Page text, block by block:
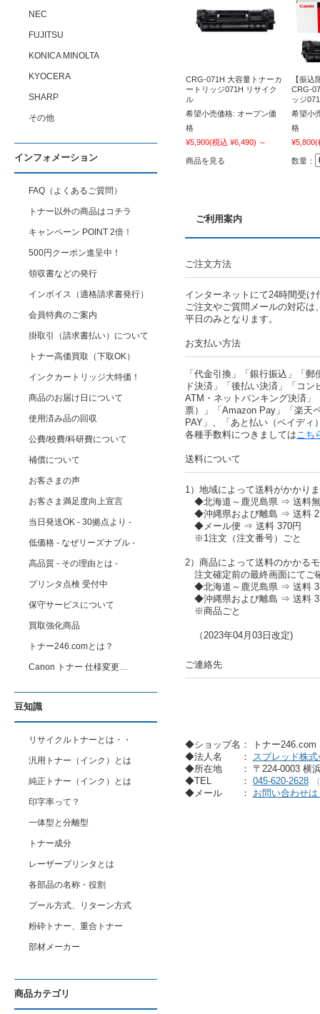
CRG-071H 大容量トナーカ
ートリッジ071H リサイク
ル
希望小売価格: オープン価
格
¥5,900(税込 ¥6,490) ～
商品を見る
【振込
CRG-
ッジ
希望小
格
¥5,800(
数量：
ご利用案内
ご注文方法
インターネットにて24時間受け
ご注文やご質問メールの対応は
平日のみとなります。
お支払い方法
「代金引換」「銀行振込」「
ド決済」「後払い決済」「コ
ATM・ネットバンキング決済」
票）」「Amazon Pay」「楽天
PAY」、「あと払い（ペイディ
各種手数料につきましてはこち
送料について
1）地域によって送料がかかり
◆北海道～鹿児島県 ⇒ 送料
◆沖縄県および離島 ⇒ 送料
◆メール便 ⇒ 送料 370円
※1注文（注文番号）ごと
2）商品によって送料のかかる
注文確定前の最終画面にてご
◆北海道～鹿児島県 ⇒ 送料
◆沖縄県および離島 ⇒ 送料
※商品ごと
（2023年04月03日改定)
ご連絡先
◆ショップ名： トナー
◆法人名
：
スプレッド株式
◆所在地
： 〒224-0003 横
◆TEL
： 045-620-2628
（
◆メール
： お問い合わせ
NEC
FUJITSU
KONICA MINOLTA
KYOCERA
SHARP
その他
インフォメーション
FAQ（よくあるご質問）
トナー以外の商品はコチラ
キャンペーン POINT 2倍！
500円クーポン進呈中！
領収書などの発行
インボイス（適格請求書発行）
会員特典のご案内
掛取引（請求書払い）について
トナー高価買取（下取OK）
インクカートリッジ大特価！
商品のお届け日について
使用済み品の回収
公費/校費/科研費について
補償について
お客さまの声
お客さま満足度向上宣言
当日発送OK - 30拠点より -
低価格 - なぜリーズナブル -
高品質 - その理由とは -
プリンタ点検 受付中
保守サービスについて
買取強化商品
トナー246.comとは？
Canon トナー 仕様変更…
豆知識
リサイクルトナーとは・・
汎用トナー（インク）とは
純正トナー（インク）とは
印字率って？
一体型と分離型
トナー成分
レーザープリンタとは
各部品の名称・役割
プール方式、リターン方式
粉砕トナー、重合トナー
部材メーカー
商品カテゴリ